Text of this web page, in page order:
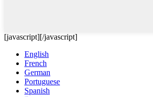
[javascript][/javascript]
English
French
German
Portuguese
Spanish